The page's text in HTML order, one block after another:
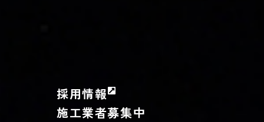
採用情報
施工業者募集中